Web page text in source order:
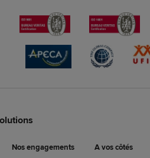
Nos engagements A vos côtés